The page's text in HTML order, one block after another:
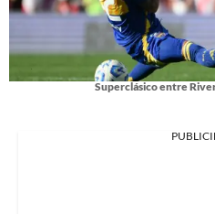
Superclásico entre